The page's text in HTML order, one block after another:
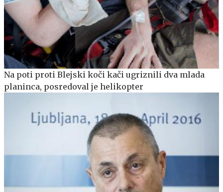
Na poti proti Blejski koči kači ugriznili dva mlada
planinca, posredoval je helikopter